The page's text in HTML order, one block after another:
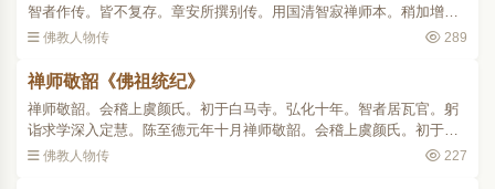
智者作传。皆不复存。章安所撰别传。用国清智寂禅师本。稍加增益
遂行于世。此四师虽无事迹可寻。亦皆当时得道英器(见百录序及别传
佛教人物传 289
禅师敬韶《佛祖统纪》
禅师敬韶。会稽上虞颜氏。初于白马寺。弘化十年。智者居瓦官。躬
诣求学深入定慧。陈至德元年十月禅师敬韶。会稽上虞颜氏。初于白
马寺。弘化十年。智者居瓦官。躬诣求学深入定慧。陈至德元年十
佛教人物传 227